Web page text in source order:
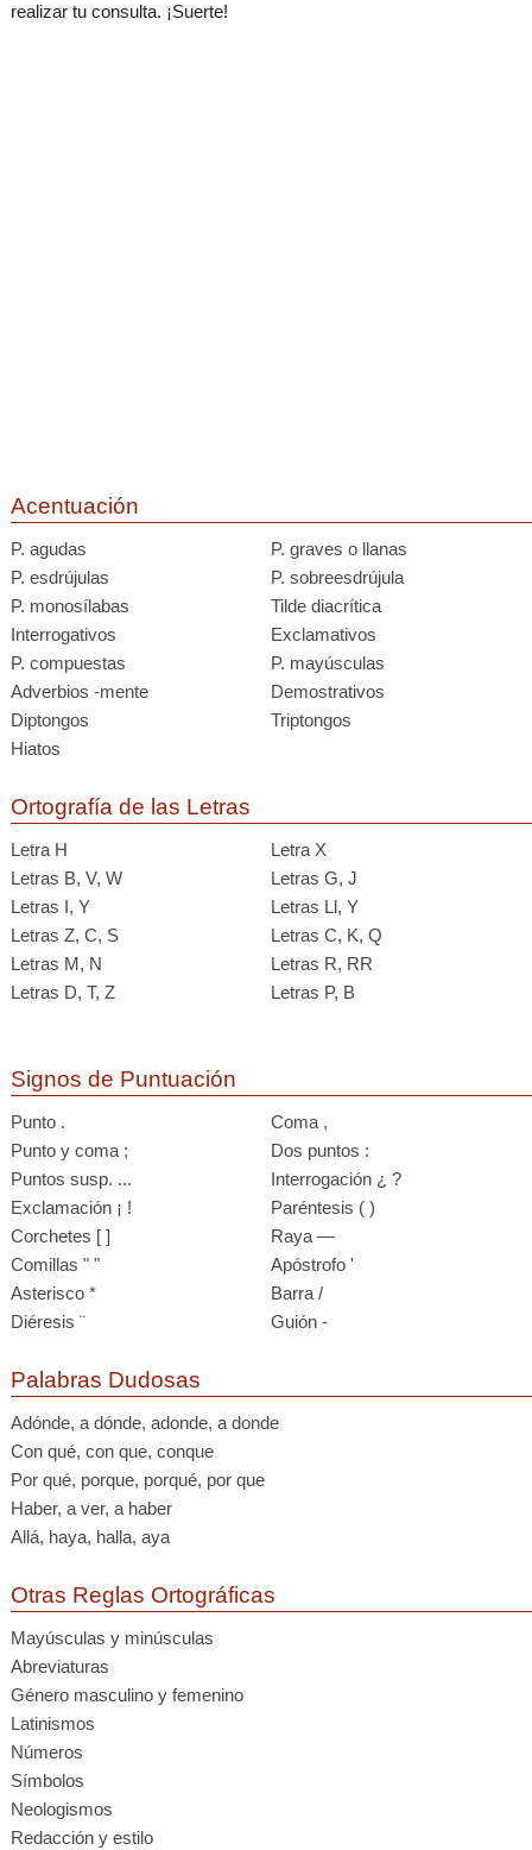
realizar tu consulta. ¡Suerte!
Acentuación
P. agudas
P. graves o llanas
P. esdrújulas
P. sobreesdrújula
P. monosílabas
Tilde diacrítica
Interrogativos
Exclamativos
P. compuestas
P. mayúsculas
Adverbios -mente
Demostrativos
Diptongos
Triptongos
Hiatos
Ortografía de las Letras
Letra H
Letra X
Letras B, V, W
Letras G, J
Letras I, Y
Letras Ll, Y
Letras Z, C, S
Letras C, K, Q
Letras M, N
Letras R, RR
Letras D, T, Z
Letras P, B
Signos de Puntuación
Punto .
Coma ,
Punto y coma ;
Dos puntos :
Puntos susp. ...
Interrogación ¿ ?
Exclamación ¡ !
Paréntesis ( )
Corchetes [ ]
Raya —
Comillas " "
Apóstrofo '
Asterisco *
Barra /
Diéresis ¨
Guión -
Palabras Dudosas
Adónde, a dónde, adonde, a donde
Con qué, con que, conque
Por qué, porque, porqué, por que
Haber, a ver, a haber
Allá, haya, halla, aya
Otras Reglas Ortográficas
Mayúsculas y minúsculas
Abreviaturas
Género masculino y femenino
Latinismos
Números
Símbolos
Neologismos
Redacción y estilo